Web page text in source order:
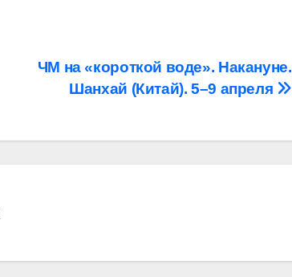
ЧМ на «короткой воде». Накануне.
Шанхай (Китай). 5–9 апреля